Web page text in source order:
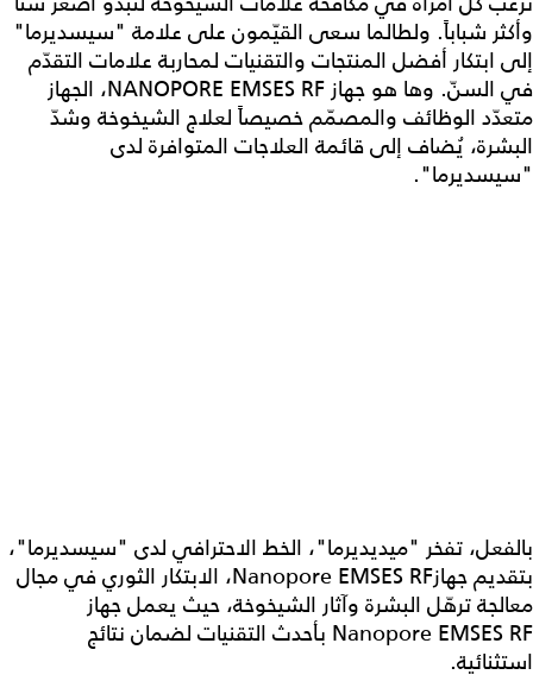
وأكثر شباباً. ولطالما سعى القيّمون على علامة "سيسديرما"
إلى ابتكار أفضل المنتجات والتقنيات لمحاربة علامات التقدّم
في السنّ. وها هو جهاز NANOPORE EMSES RF، الجهاز
متعدّد الوظائف والمصمّم خصيصاً لعلاج الشيخوخة وشدّ
البشرة، يُضاف إلى قائمة العلاجات المتوافرة لدى
"سيسديرما".
بالفعل، تفخر "ميديديرما"، الخط الاحترافي لدى "سيسديرما"،
بتقديم جهازNanopore EMSES RF، الابتكار الثوري في مجال
معالجة ترهّل البشرة وآثار الشيخوخة، حيث يعمل جهاز
Nanopore EMSES RF بأحدث التقنيات لضمان نتائج
استثنائية.